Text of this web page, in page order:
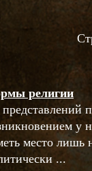
религии
место лишь
...